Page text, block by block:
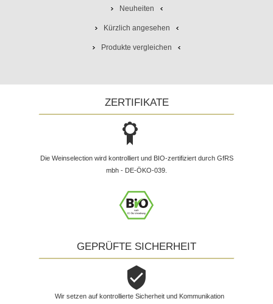
Neuheiten
Kürzlich angesehen
Produkte vergleichen
ZERTIFIKATE
Die Weinselection wird kontrolliert und BIO-zertifiziert durch GfRS
mbh - DE-ÖKO-039.
GEPRÜFTE SICHERHEIT
Wir setzen auf kontrollierte Sicherheit und Kommunikation